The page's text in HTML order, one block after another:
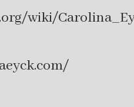
wiki/